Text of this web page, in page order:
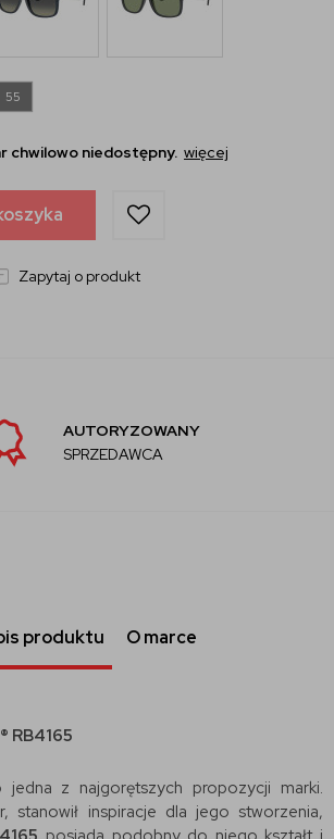
55
chwilowo niedostępny. więcej
Zapytaj o produkt
AUTORYZOWANY
SPRZEDAWCA
produktu O marce
RB4165
z najgorętszych propozycji marki.
stanowił inspiracje dla jego stworzenia,